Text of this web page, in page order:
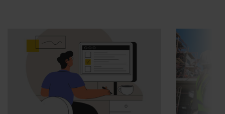
Annonssamarbete:
Chef + Winningtemp
”Djupa,